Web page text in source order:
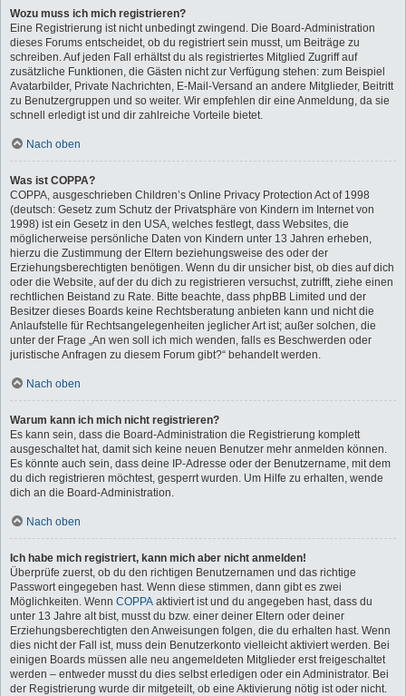
Wozu muss ich mich registrieren?
Eine Registrierung ist nicht unbedingt zwingend. Die Board-Administration
dieses Forums entscheidet, ob du registriert sein musst, um Beiträge zu
schreiben. Auf jeden Fall erhältst du als registriertes Mitglied Zugriff auf
zusätzliche Funktionen, die Gästen nicht zur Verfügung stehen: zum Beispiel
Avatarbilder, Private Nachrichten, E-Mail-Versand an andere Mitglieder, Beitritt
zu Benutzergruppen und so weiter. Wir empfehlen dir eine Anmeldung, da sie
schnell erledigt ist und dir zahlreiche Vorteile bietet.
Nach oben
Was ist COPPA?
COPPA, ausgeschrieben Children’s Online Privacy Protection Act of 1998
(deutsch: Gesetz zum Schutz der Privatsphäre von Kindern im Internet von
1998) ist ein Gesetz in den USA, welches festlegt, dass Websites, die
möglicherweise persönliche Daten von Kindern unter 13 Jahren erheben,
hierzu die Zustimmung der Eltern beziehungsweise des oder der
Erziehungsberechtigten benötigen. Wenn du dir unsicher bist, ob dies auf dich
oder die Website, auf der du dich zu registrieren versuchst, zutrifft, ziehe einen
rechtlichen Beistand zu Rate. Bitte beachte, dass phpBB Limited und der
Besitzer dieses Boards keine Rechtsberatung anbieten kann und nicht die
Anlaufstelle für Rechtsangelegenheiten jeglicher Art ist; außer solchen, die
unter der Frage „An wen soll ich mich wenden, falls es Beschwerden oder
juristische Anfragen zu diesem Forum gibt?“ behandelt werden.
Nach oben
Warum kann ich mich nicht registrieren?
Es kann sein, dass die Board-Administration die Registrierung komplett
ausgeschaltet hat, damit sich keine neuen Benutzer mehr anmelden können.
Es könnte auch sein, dass deine IP-Adresse oder der Benutzername, mit dem
du dich registrieren möchtest, gesperrt wurden. Um Hilfe zu erhalten, wende
dich an die Board-Administration.
Nach oben
Ich habe mich registriert, kann mich aber nicht anmelden!
Überprüfe zuerst, ob du den richtigen Benutzernamen und das richtige
Passwort eingegeben hast. Wenn diese stimmen, dann gibt es zwei
Möglichkeiten. Wenn COPPA aktiviert ist und du angegeben hast, dass du
unter 13 Jahre alt bist, musst du bzw. einer deiner Eltern oder deiner
Erziehungsberechtigten den Anweisungen folgen, die du erhalten hast. Wenn
dies nicht der Fall ist, muss dein Benutzerkonto vielleicht aktiviert werden. Bei
einigen Boards müssen alle neu angemeldeten Mitglieder erst freigeschaltet
werden – entweder musst du dies selbst erledigen oder ein Administrator. Bei
der Registrierung wurde dir mitgeteilt, ob eine Aktivierung nötig ist oder nicht.